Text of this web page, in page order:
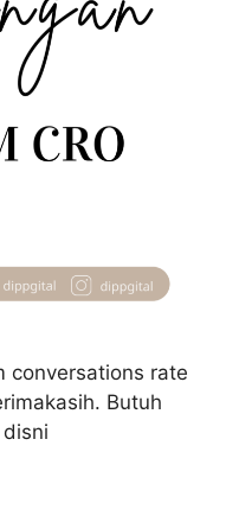
conversations rate
Butuh